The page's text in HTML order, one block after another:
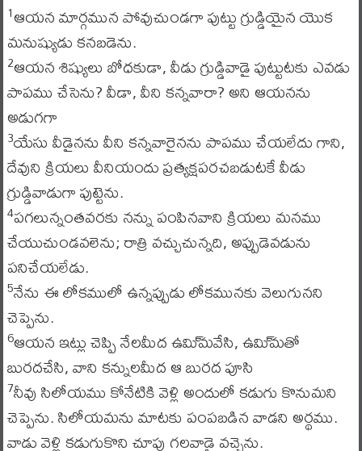
1ఆయన మార్గమున పోవుచుండగా పుట్టు గ్రుడ్డియైన యొక
మనుష్యుడు కనబడెను.
2ఆయన శిష్యులు బోధకుడా, వీడు గ్రుడ్డివాడై పుట్టుటకు ఎవడు
పాపము చేసెను? వీడా, వీని కన్నవారా? అని ఆయనను
అడుగగా
3యేసు వీడైనను వీని కన్నవారైనను పాపము చేయలేదు గాని,
దేవుని క్రియలు వీనియందు ప్రత్యక్షపరచబడుటకే వీడు
గ్రుడ్డివాడుగా పుట్టెను.
4పగలున్నంతవరకు నన్ను పంపినవాని క్రియలు మనము
చేయుచుండవలెను; రాత్రి వచ్చుచున్నది, అప్పుడెవడును
పనిచేయలేడు.
5నేను ఈ లోకములో ఉన్నప్పుడు లోకమునకు వెలుగునని
చెప్పెను.
6ఆయన ఇట్లు చెప్పి నేలమీద ఉమి్మవేసి, ఉమి్మతో
బురదచేసి, వాని కన్నులమీద ఆ బురద పూసి
7నీవు సిలోయము కోనేటికి వెళ్లి అందులో కడుగు కొనుమని
చెప్పెను. సిలోయమను మాటకు పంపబడిన వాడని అర్థము.
వాడు వెళ్లి కడుగుకొని చూపు గలవాడై వచ్చెను.